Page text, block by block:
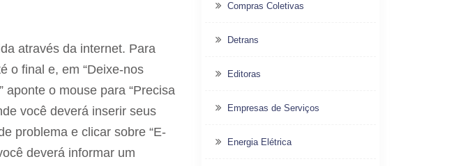
através da internet. Para
o final e, em “Deixe-nos
aponte o mouse para “Precisa
você deverá inserir seus
problema e clicar sobre “E-
deverá informar um
Compras Coletivas
Detrans
Editoras
Empresas de Serviços
Energia Elétrica